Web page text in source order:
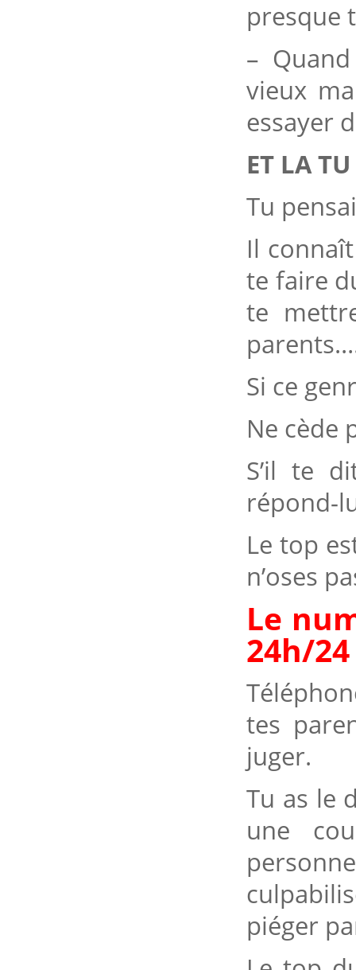
presque
–
vieux
essayer
ET LA
Tu
Il
te faire
te
Si ce
Ne cède
S’il te
répond-
Le top
n’oses
Le
24h/
tes
juger.
Tu as le
une
piéger